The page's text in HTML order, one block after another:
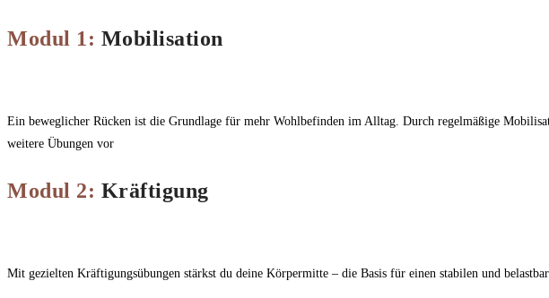
Modul 1: Mobilisation
Ein beweglicher Rücken ist die Grundlage für mehr Wohlbefinden im Alltag. Durch regelmäßige
weitere Übungen vor
Modul 2: Kräftigung
Mit gezielten Kräftigungsübungen stärkst du deine Körpermitte – die Basis für einen stabilen und